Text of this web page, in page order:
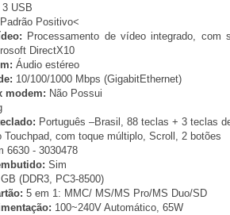
3 USB
Padrão Positivo<
Processamento de vídeo integrado, com
DirectX10
Áudio estéreo
10/100/1000 Mbps (GigabitEthernet)
modem: Não Possui
Português –Brasil, 88 teclas + 3 teclas
Touchpad, com toque múltiplo, Scroll, 2 botões
6630 - 3030478
Sim
(DDR3, PC3-8500)
5 em 1: MMC/ MS/MS Pro/MS Duo/SD
100~240V Automático, 65W